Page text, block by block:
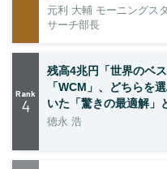
元利 大輔 モーニングス
サーチ部長
Rank
4
残高4兆円「世界のベ
「WCM」、どちらを
いた「驚きの最適解」
徳永 浩